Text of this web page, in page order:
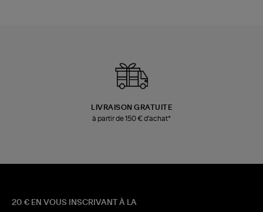
LIVRAISON GRATUITE
à partir de 150 € d'achat*
20 € EN VOUS INSCRIVANT À LA